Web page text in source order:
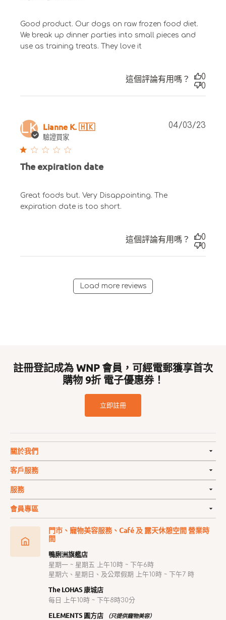
Good product. Our dogs on raw frozen food diet.
We break up dinner parties into small pieces and
use as training treats. They love it
這個評論有用嗎？
0
0
LK Lianne K. 🇭🇰
驗證買家
The expiration date
Great foods but. Very Disappointing. The
expiration date is too short.
04/03/23
這個評論有用嗎？
0
0
Load more reviews
註冊登記成為 WNP 會員，可經電郵獲享首次
購物 9折 電子優惠券！
立即註冊
關於我們
客戶服務
服務
會員專區
門市、寵物美容服務、Café 及 露天休憩空間 營業時
間
鴨脷洲旗艦店
星期一 ~ 星期五 上午10時 ~ 下午6時
星期六、星期日、及公眾假期 上午10時 ~ 下午7 時
The LOHAS 康城店
每日 上午10時 ~ 下午8時30分
ELEMENTS 圓方店 （只提供寵物美容）